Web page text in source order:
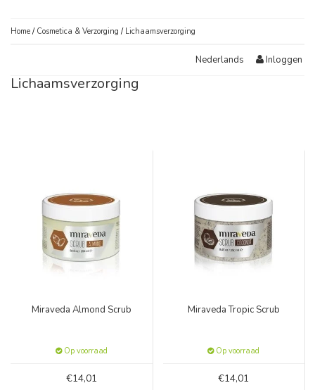
Home / Cosmetica & Verzorging / Lichaamsverzorging
Nederlands Inloggen
Lichaamsverzorging
Miraveda Almond Scrub
Op voorraad
€14,01
Miraveda Tropic Scrub
Op voorraad
€14,01